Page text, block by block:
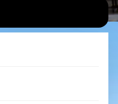
s.r.o.,
Tř. 1.